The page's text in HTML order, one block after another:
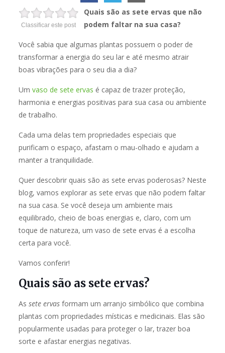
Classificar este post
Quais são as sete ervas que não
podem faltar na sua casa?
Você sabia que algumas plantas possuem o poder de
transformar a energia do seu lar e até mesmo atrair
boas vibrações para o seu dia a dia?
Um vaso de sete ervas é capaz de trazer proteção,
harmonia e energias positivas para sua casa ou ambiente
de trabalho.
Cada uma delas tem propriedades especiais que
purificam o espaço, afastam o mau-olhado e ajudam a
manter a tranquilidade.
Quer descobrir quais são as sete ervas poderosas? Neste
blog, vamos explorar as sete ervas que não podem faltar
na sua casa. Se você deseja um ambiente mais
equilibrado, cheio de boas energias e, claro, com um
toque de natureza, um vaso de sete ervas é a escolha
certa para você.
Vamos conferir!
Quais são as sete ervas?
As sete ervasformam um arranjo simbólico que combina
plantas com propriedades místicas e medicinais. Elas são
popularmente usadas para proteger o lar, trazer boa
sorte e afastar energias negativas.